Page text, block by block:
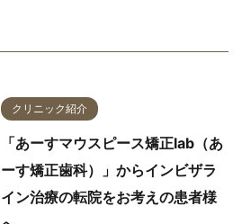
クリニック紹介
「あーすマウスピース矯正lab（あ
ーす矯正歯科）」からインビザラ
イン治療の転院をお考えの患者様